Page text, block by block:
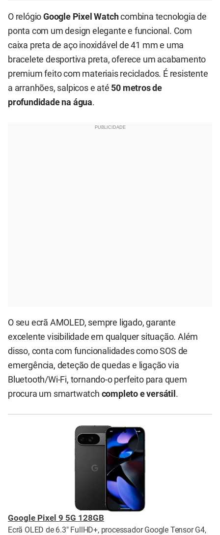
O relógio Google Pixel Watchcombina tecnologia de
ponta com um design elegante e funcional. Com
caixa preta de aço inoxidável de 41 mm e uma
bracelete desportiva preta, oferece um acabamento
premium feito com materiais reciclados. É resistente
a arranhões, salpicos e até 50 metros de
profundidade na água.
O seu ecrã AMOLED, sempre ligado, garante
excelente visibilidade em qualquer situação. Além
disso, conta com funcionalidades como SOS de
emergência, deteção de quedas e ligação via
Bluetooth/Wi-Fi, tornando-o perfeito para quem
procura um smartwatch completo e versátil .
Google Pixel 9 5G 128GB
Ecrã OLED de 6.3" FullHD+, processador Google Tensor G4,